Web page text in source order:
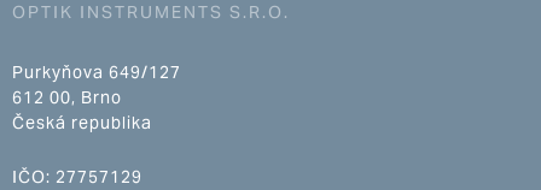
OPTIK INSTRUMENTS S.R.O.
Purkyňova 649/127
612 00, Brno
Česká republika
IČO: 27757129